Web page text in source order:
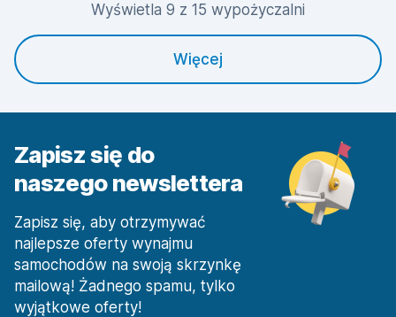
Stan samochoduWyświetla 9 z 15 wypożyczalni
Więcej
Zapisz się do
naszego newslettera
Zapisz się, aby otrzymywać
najlepsze oferty wynajmu
samochodów na swoją skrzynkę
mailową! Żadnego spamu, tylko
wyjątkowe oferty!